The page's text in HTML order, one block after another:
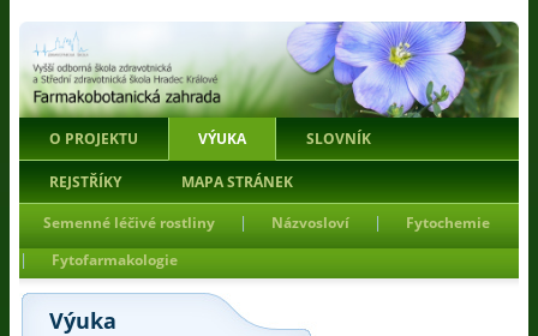
O PROJEKTU VÝUKA SLOVNÍK
REJSTŘÍKY
MAPA STRÁNEK
Semenné léčivé rostliny
| Názvosloví | Fytochemie
| Fytofarmakologie
Výuka